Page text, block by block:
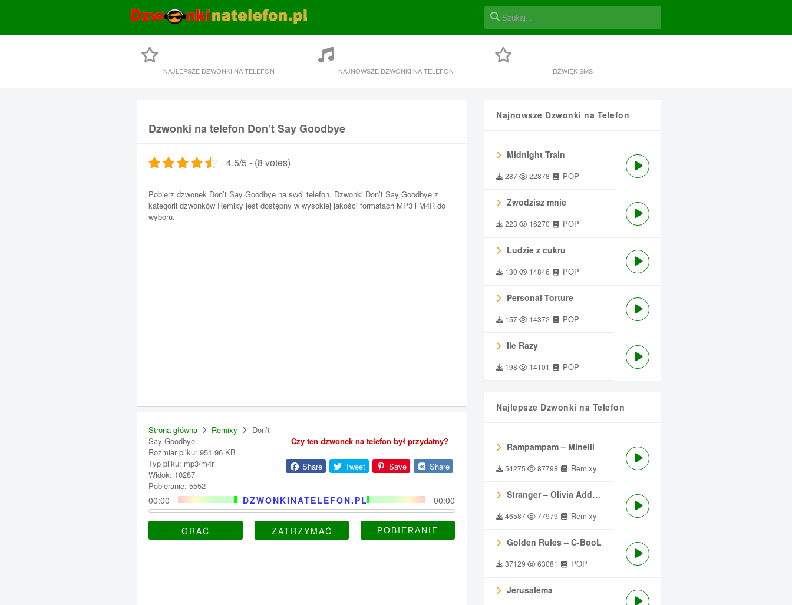
NAJLEPSZE DZWONKI NA TELEFON NAJNOWSZE DZWONKI NA TELEFON DŹWIĘK SMS
Dzwonki na telefon Don’t Say Goodbye
4.5/5 - (8 votes)
Pobierz dzwonek Don’t Say Goodbye na swój telefon. Dzwonki Don’t Say Goodbye z
kategorii dzwonków Remixy jest dostępny w wysokiej jakości formatach MP3 i M4R do
wyboru.
Strona główna Remixy
Don’t
Say Goodbye
Rozmiar pliku: 951.96 KB
Typ pliku: mp3/m4r
Widok: 10287
Pobieranie: 5552
Czy ten dzwonek na telefon był przydatny?
Share Tweet Save Share
DZWONKINATELEFON.PL
00:00 00:00
GRAĆ ZATRZYMAĆ
Najnowsze Dzwonki na Telefon
Midnight Train
287 22878 POP
Zwodzisz mnie
223 16270 POP
Ludzie z cukru
130 14846 POP
Personal Torture
157 14372 POP
Ile Razy
198 14101 POP
Najlepsze Dzwonki na Telefon
Rampampam – Minelli
54275 87798 Remixy
Stranger – Olivia Addams
46587 77979 Remixy
Golden Rules – C-BooL
37129 63081 POP
Jerusalema